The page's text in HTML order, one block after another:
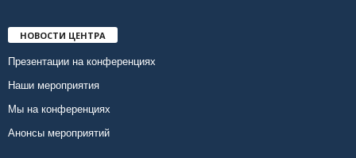
НОВОСТИ ЦЕНТРА
Презентации на конференциях
Наши мероприятия
Мы на конференциях
Анонсы мероприятий